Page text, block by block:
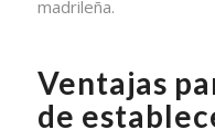
madrileña.
Ventajas
de